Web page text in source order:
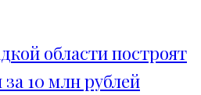
области построят
10 млн рублей